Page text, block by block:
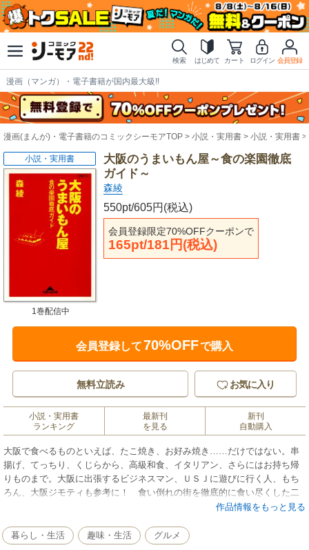
検索 はじめて カート ログイン 会員登録
漫画（マンガ）・電子書籍が国内最大級!!
漫画(まんが)・電子書籍のコミックシーモアTOP 小説・実用書 小説・実用書
大阪のうまいもん屋～食の楽園徹底
ガイド～
森綾
550pt/605円(税込)
会員登録限定70%OFFクーポンで
165pt/181円(税込)
小説・実用書
1巻配信中
会員登録して70%OFFで購入
無料立読み お気に入り
小説・実用書
ランキング
最新刊
を見る
新刊
自動購入
大阪で食べるものといえば、たこ焼き、お好み焼き……だけではない。串
揚げ、てっちり、くじらから、高級和食、イタリアン、さらにはお持ち帰
りものまで。大阪に出張するビジネスマン、ＵＳＪに遊びに行く人、もち
ろん、大阪ジモティも参考に！ 食い倒れの街を徹底的に食い尽くした二
作品情報をもっと見る
暮らし・生活 趣味・生活 グルメ